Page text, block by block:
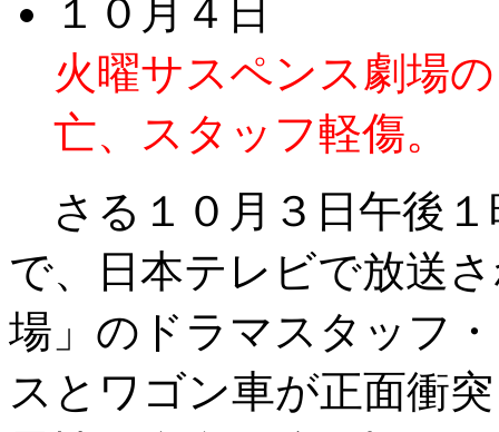
１０月４日
火曜サスペンス劇場
亡、スタッフ軽傷。
さる１０月３日午後１
で、日本テレビで放送
場」のドラマスタッフ
スとワゴン車が正面衝